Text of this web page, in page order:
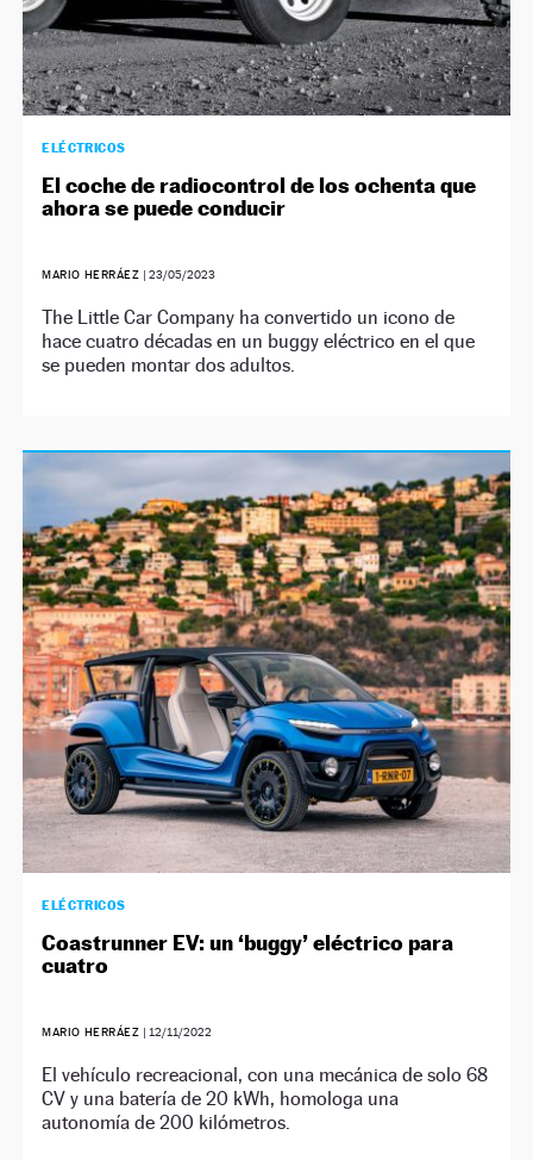
ELÉCTRICOS
El coche de radiocontrol de los ochenta que
ahora se puede conducir
MARIO HERRÁEZ | 23/05/2023
The Little Car Company ha convertido un icono de
hace cuatro décadas en un buggy eléctrico en el que
se pueden montar dos adultos.
ELÉCTRICOS
Coastrunner EV: un ‘buggy’ eléctrico para
cuatro
MARIO HERRÁEZ | 12/11/2022
El vehículo recreacional, con una mecánica de solo 68
CV y una batería de 20 kWh, homologa una
autonomía de 200 kilómetros.